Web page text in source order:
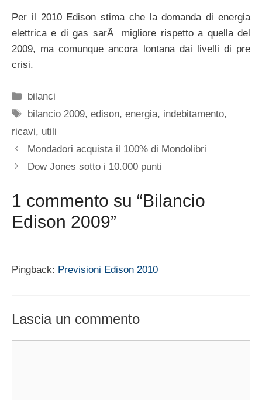
Per il 2010 Edison stima che la domanda di energia
elettrica e di gas sarÃ migliore rispetto a quella del
2009, ma comunque ancora lontana dai livelli di pre
crisi.
Categorie
bilanci
Tag
bilancio 2009,edison,energia, indebitamento,
ricavi, utili
Mondadori acquista il 100% di Mondolibri
Dow Jones sotto i 10.000 punti
1 commento su “Bilancio
Edison 2009”
Pingback: Previsioni Edison 2010
Lascia un commento